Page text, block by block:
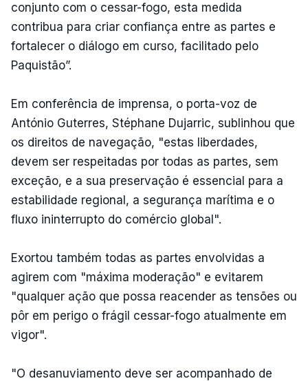
conjunto com o cessar-fogo, esta medida
contribua para criar confiança entre as partes e
fortalecer o diálogo em curso, facilitado pelo
Paquistão”.
Em conferência de imprensa, o porta-voz de
António Guterres, Stéphane Dujarric, sublinhou que
os direitos de navegação, "estas liberdades,
devem ser respeitadas por todas as partes, sem
exceção, e a sua preservação é essencial para a
estabilidade regional, a segurança marítima e o
fluxo ininterrupto do comércio global".
Exortou também todas as partes envolvidas a
agirem com "máxima moderação" e evitarem
"qualquer ação que possa reacender as tensões ou
pôr em perigo o frágil cessar-fogo atualmente em
vigor".
"O desanuviamento deve ser acompanhado de